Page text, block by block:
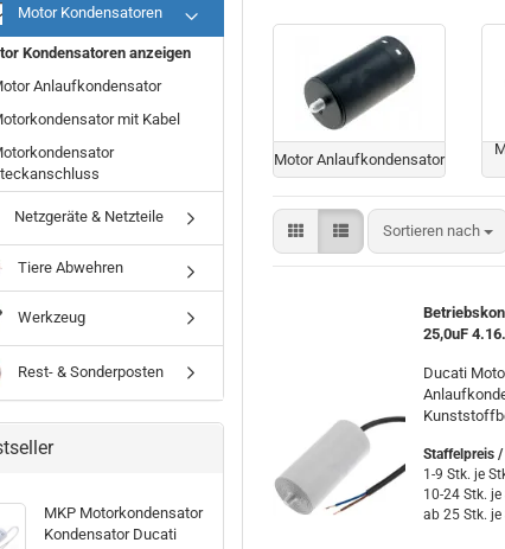
Motor Anlaufkondensator
Sortieren nach
Sortieren nach
25,0uF
Ducati
Staffelpreis
1-9 Stk. je
10-24 Stk.
ab 25 Stk. je
Motor Kondensatoren
Kondensatoren anzeigen
Anlaufkondensator
mit Kabel
Netzgeräte & Netzteile
Tiere Abwehren
Werkzeug
Rest- & Sonderposten
MKP Motorkondensator
Kondensator Ducati